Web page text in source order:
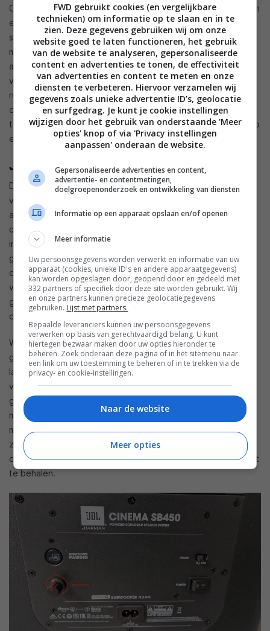
Overigens zit er op de achterkant van de subwoofer nog een
extra volumeknop. Je kunt daarmee de volume van de
subwoofer instellen. We raden je aan deze instelling zo laag
mogelijk in te stellen, omdat het basgeluid anders behoorlijk
aanwezig is. Tenzij je dat natuurlijk mooi vindt: zet hem dan
vooral een stuk hoger. Zorg er verder voor dat de sub de
ruimte krijgt en zet hem niet in een hoekje. Niet alleen kan hij
dan z’n lucht kwijt, ook kun je er gemakkelijker bij wanneer je
toch de volume wil aanpassen. Standaard staat de woofer op
een laag volume.
JBL Cinema SB450 – audiokwaliteit
De geluidskwaliteit van de JBL Cinema SB450 is
verbazingwekkend dynamisch. Wanneer je een drukke
actiefilm kijkt, dan stuiter je nog net niet op de bank mee van
opwinding. Dat komt onder andere door de (juiste)
instellingen van de subwoofer: die levert een meeslepend
geluid af. De soundbar heeft dan wel een beetje moeite met
de dialogen: die komen niet altijd ontzettend goed naar
voren als er op de achtergrond een hoop gebeurt. Maar
gelukkig blijft alles wel verstaanbaar, ook al valt het gesprek
dus een beetje weg in explosies of harde muziek.
Wanneer je muziek afspeelt merk je al gauw hoe breed het
geluidsveld is. Helemaal met muziek die ook echt meerdere
lagen presenteert. De soundbar vult gemakkelijk een kamer
van ruim twintig vierkante meter en doet dat ontzettend
goed. De
zijn altijd goed verstaanbaar, ook wanneer
muzikanten op de achtergrond ontzettend hard bezig zijn
met hun instrumenten. Zet je het geluid te hard, dan kan het
zijn dat de muziek een beetje schel klinkt. Dat raden we dan
ook af — al moet je de soundbar wel heel hard zetten om dat
te behalen.
FWD gebruikt cookies (en vergelijkbare
technieken) om informatie op te slaan en in te
zien. Deze gegevens gebruiken wij om onze
website goed te laten functioneren, het gebruik
van de website te analyseren, gepersonaliseerde
content en advertenties te tonen, de effectiviteit
van advertenties en content te meten en onze
diensten te verbeteren. Hiervoor verzamelen wij
gegevens zoals unieke advertentie ID’s, geolocatie
en surfgedrag. Je kunt je cookie instellingen
wijzigen door het gebruik van onderstaande 'Meer
opties' knop of via 'Privacy instellingen
aanpassen' onderaan de website.
Gepersonaliseerde advertenties en content,
advertentie- en contentmetingen,
doelgroepenonderzoek en ontwikkeling van diensten
Informatie op een apparaat opslaan en/of openen
Meer informatie
Uw persoonsgegevens worden verwerkt en informatie van uw
apparaat (cookies, unieke ID's en andere apparaatgegevens)
kan worden opgeslagen door, geopend door en gedeeld met
332 partners of specifiek door deze site worden gebruikt. Wij
en onze partners kunnen precieze geolocatiegegevens
gebruiken. Lijst met partners.
Bepaalde leveranciers kunnen uw persoonsgegevens
verwerken op basis van gerechtvaardigd belang. U kunt
hiertegen bezwaar maken door uw opties hieronder te
beheren. Zoek onderaan deze pagina of in het sitemenu naar
een link om uw toestemming te beheren of in te trekken via de
privacy- en cookie-instellingen.
Naar de website
Meer opties